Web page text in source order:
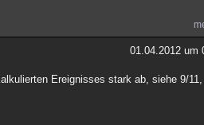
01.04.2012 um
Ereignisses stark ab, siehe 9/11,